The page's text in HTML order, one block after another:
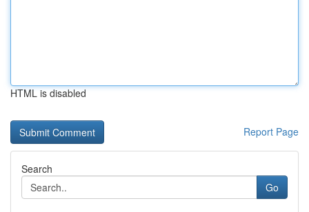
HTML is disabled
Report Page
Search
Go